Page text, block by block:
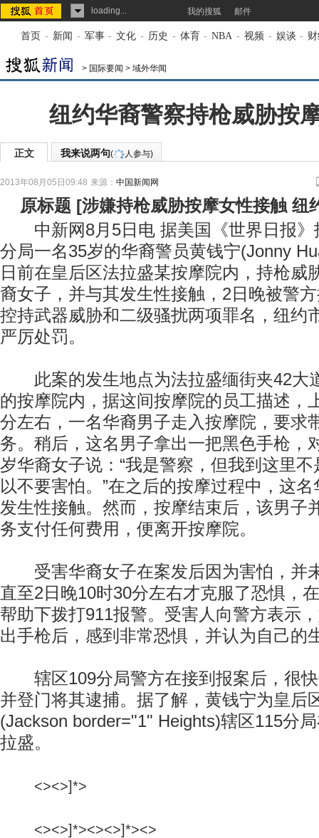
loading... 我的搜狐 邮件
首页 - 新闻 - 军事 - 文化 - 历史 - 体育 - NBA - 视频 - 娱谈 -
> 国际要闻 > 域外华闻
纽约华裔警察持枪威胁按
正文 我来说两句( 人参与)
2013年08月05日09:48 来源： 中国新闻网
原标题 [涉嫌持枪威胁按摩女性接触 纽
中新网8月5日电 据美国《世界日报》
分局一名35岁的华裔警员黄钱宁(Jonny
日前在皇后区法拉盛某按摩院内，持枪威
裔女子，并与其发生性接触，2日晚被警
控持武器威胁和二级骚扰两项罪名，纽约
严厉处罚。
此案的发生地点为法拉盛缅街夹42大
的按摩院内，据这间按摩院的员工描述，
分左右，一名华裔男子走入按摩院，要求
务。稍后，这名男子拿出一把黑色手枪，
岁华裔女子说：“我是警察，但我到这里
以不要害怕。”在之后的按摩过程中，这
发生性接触。然而，按摩结束后，该男子
务支付任何费用，便离开按摩院。
受害华裔女子在案发后因为害怕，并
直至2日晚10时30分左右才克服了恐惧，
帮助下拨打911报警。受害人向警方表示
出手枪后，感到非常恐惧，并认为自己的
辖区109分局警方在接到报案后，很快
并登门将其逮捕。据了解，黄钱宁为皇后
(Jackson border="1" Heights)辖区115分
拉盛。
<><>]*>
<><>]*><><>]*><>